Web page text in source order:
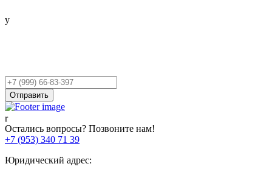
Ваш
телефон
Отправить
Остались вопросы? Позвоните нам!
+7 (953) 340 71 39
Юридический адрес: